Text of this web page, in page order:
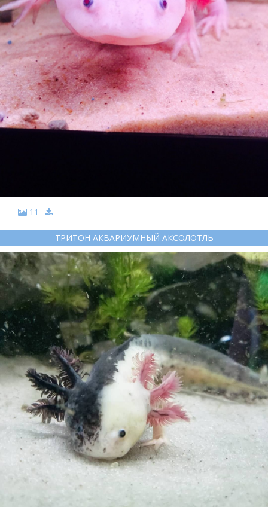
11
ТРИТОН АКВАРИУМНЫЙ АКСОЛОТЛЬ